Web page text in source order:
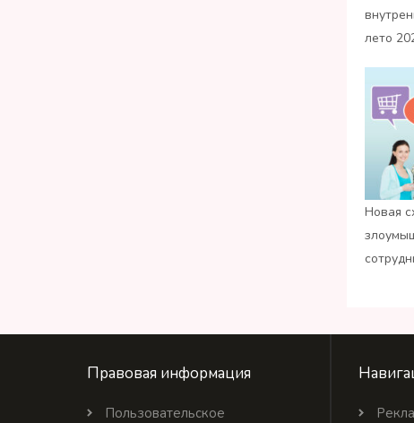
лето
Новая
Правовая информация
Пользовательское